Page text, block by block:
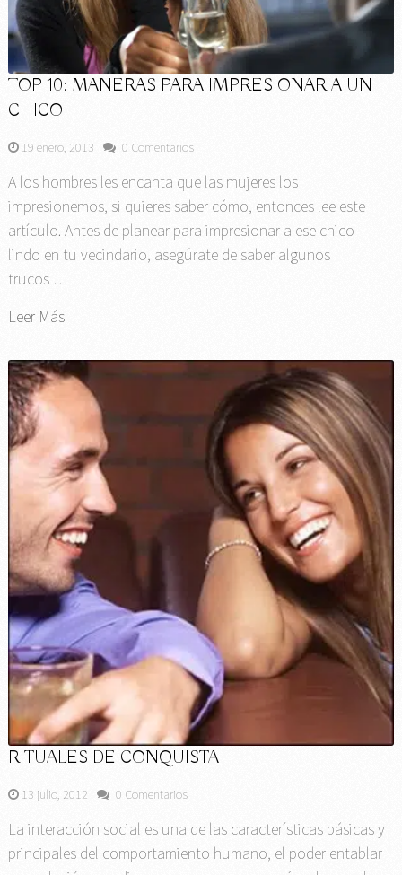
TOP 10: MANERAS PARA IMPRESIONAR A UN
CHICO
19 enero, 2013 0 Comentarios
A los hombres les encanta que las mujeres los
impresionemos, si quieres saber cómo, entonces lee este
artículo. Antes de planear para impresionar a ese chico
lindo en tu vecindario, asegúrate de saber algunos
trucos …
Leer Más
RITUALES DE CONQUISTA
13 julio, 2012 0 Comentarios
La interacción social es una de las características básicas y
principales del comportamiento humano, el poder entablar